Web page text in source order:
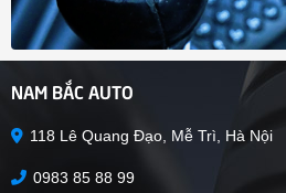
NAM BẮC AUTO
118 Lê Quang Đạo, Mễ Trì, Hà Nội
0983 85 88 99